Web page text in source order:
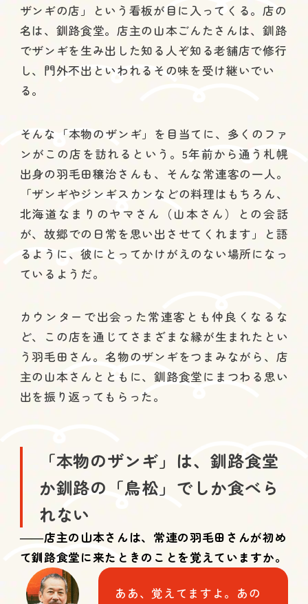
ザンギの店」という看板が目に入ってくる。店の
名は、釧路食堂。店主の山本ごんたさんは、釧路
でザンギを生み出した知る人ぞ知る老舗店で修行
し、門外不出といわれるその味を受け継いでい
る。
そんな「本物のザンギ」を目当てに、多くのファ
ンがこの店を訪れるという。5年前から通う札幌
出身の羽毛田穣治さんも、そんな常連客の一人。
「ザンギやジンギスカンなどの料理はもちろん、
北海道なまりのヤマさん（山本さん）との会話
が、故郷での日常を思い出させてくれます」と語
るように、彼にとってかけがえのない場所になっ
ているようだ。
カウンターで出会った常連客とも仲良くなるな
ど、この店を通じてさまざまな縁が生まれたとい
う羽毛田さん。名物のザンギをつまみながら、店
主の山本さんとともに、釧路食堂にまつわる思い
出を振り返ってもらった。
「本物のザンギ」は、釧路食堂
か釧路の「鳥松」でしか食べら
れない
――店主の山本さんは、常連の羽毛田さんが初め
て釧路食堂に来たときのことを覚えていますか。
ああ、覚えてますよ。あの